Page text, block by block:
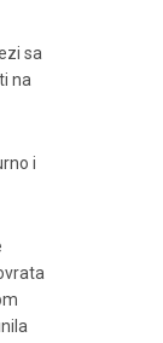
sa
na
i